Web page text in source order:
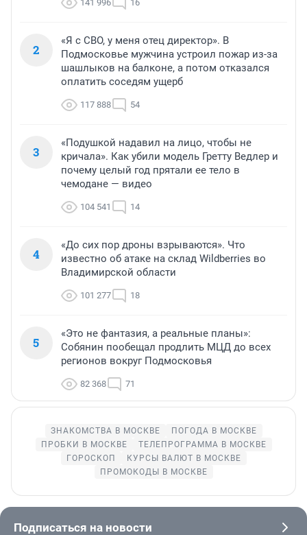
141 996 16
2
«Я с СВО, у меня отец директор». В
Подмосковье мужчина устроил пожар из-за
шашлыков на балконе, а потом отказался
оплатить соседям ущерб
117 888 54
3
«Подушкой надавил на лицо, чтобы не
кричала». Как убили модель Гретту Ведлер и
почему целый год прятали ее тело в
чемодане — видео
104 541 14
4
«До сих пор дроны взрываются». Что
известно об атаке на склад Wildberries во
Владимирской области
101 277 18
5
«Это не фантазия, а реальные планы»:
Собянин пообещал продлить МЦД до всех
регионов вокруг Подмосковья
82 368 71
ЗНАКОМСТВА В МОСКВЕ
ПОГОДА В МОСКВЕ
ПРОБКИ В МОСКВЕ
ТЕЛЕПРОГРАММА В МОСКВЕ
ГОРОСКОП
КУРСЫ ВАЛЮТ В МОСКВЕ
ПРОМОКОДЫ В МОСКВЕ
Подписаться на новости